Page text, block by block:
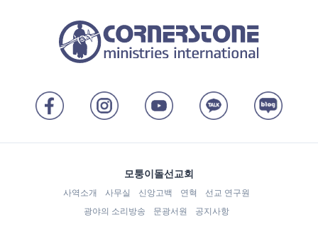
모퉁이돌선교회
사역소개 사무실 신앙고백 연혁
선교 연구원
광야의 소리방송
문광서원 공지사항